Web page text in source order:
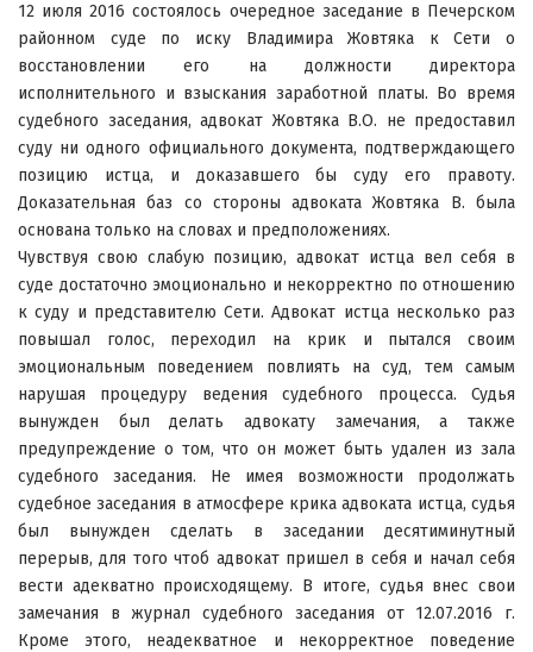
12 июля 2016 состоялось очередное заседание в Печерском
районном суде по иску Владимира Жовтяка к Сети о
восстановлении его на должности директора
исполнительного и взыскания заработной платы. Во время
судебного заседания, адвокат Жовтяка В.О. не предоставил
суду ни одного официального документа, подтверждающего
позицию истца, и доказавшего бы суду его правоту.
Доказательная баз со стороны адвоката Жовтяка В. была
основана только на словах и предположениях.
Чувствуя свою слабую позицию, адвокат истца вел себя в
суде достаточно эмоционально и некорректно по отношению
к суду и представителю Сети. Адвокат истца несколько раз
повышал голос, переходил на крик и пытался своим
эмоциональным поведением повлиять на суд, тем самым
нарушая процедуру ведения судебного процесса. Судья
вынужден был делать адвокату замечания, а также
предупреждение о том, что он может быть удален из зала
судебного заседания. Не имея возможности продолжать
судебное заседания в атмосфере крика адвоката истца, судья
был вынужден сделать в заседании десятиминутный
перерыв, для того чтоб адвокат пришел в себя и начал себя
вести адекватно происходящему. В итоге, судья внес свои
замечания в журнал судебного заседания от 12.07.2016 г.
Кроме этого, неадекватное и некорректное поведение